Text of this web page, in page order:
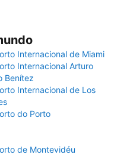
Internacional de Miami
Internacional Arturo
Benítez
Internacional de Los
do Porto
de Montevidéu